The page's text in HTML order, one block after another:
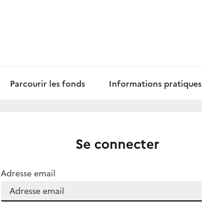
Parcourir les fonds Informations pratiques
Se connecter
Adresse email